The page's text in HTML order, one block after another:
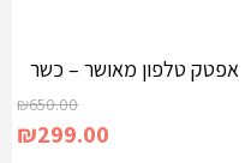
אפטק טלפון מאושר – כשר
₪650.00
₪299.00